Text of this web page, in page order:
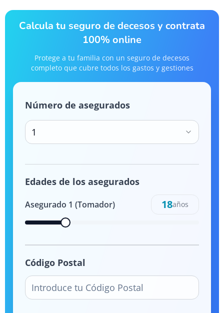
Calcula tu seguro de decesos y contrata
100% online
Protege a tu familia con un seguro de decesos
completo que cubre todos los gastos y gestiones
Número de asegurados
1
Edades de los asegurados
Asegurado 1 (Tomador) 18años
Código Postal